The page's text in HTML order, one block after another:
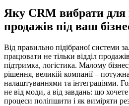
Яку CRM вибрати
продажів під ваш
Від правильно підібраної системи
працювати не тільки відділ
підтримка, логістика. Малому
рішення, великій компанії –
налаштуваннями та інтеграціями.
не від моди, а від завдань: що
процеси поліпшити і як виміряти